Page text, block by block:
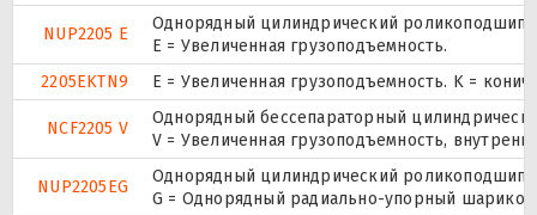
NUP2205 E
Однорядный цилиндрический
Е = Увеличенная грузоподъемность.
2205EKTN9
E = Увеличенная грузоподъемность. K =
NCF2205 V
Однорядный бессепараторный
V = Увеличенная грузоподъемность,
NUP2205EG
Однорядный цилиндрический
G = Однорядный радиально-упорный